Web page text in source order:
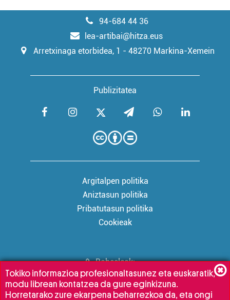
94-684 44 36
lea-artibai@hitza.eus
Arretxinaga etorbidea, 1 - 48270 Markina-Xemein
Publizitatea
Argitalpen politika
Aniztasun politika
Pribatutasun politika
Cookieak
Babesleak:
Tokiko informazioa profesionaltasunez eta euskaratik,
modu librean kontatzea da gure eginkizuna.
Horretarako zure ekarpena beharrezkoa da, eta ongi